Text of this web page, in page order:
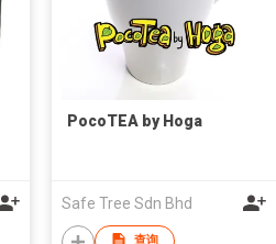
PocoTEA by Hoga
Safe Tree Sdn Bhd
查询